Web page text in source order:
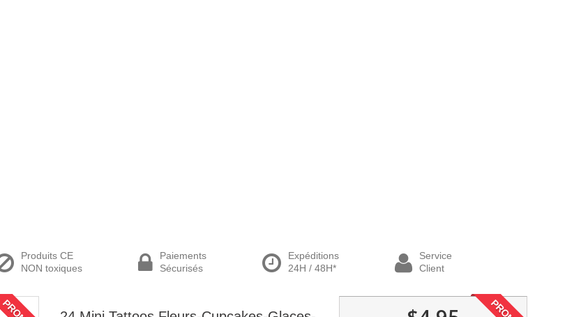
Produits CE
NON toxiques
Paiements
Sécurisés
Expéditions
24H / 48H*
Service
Client